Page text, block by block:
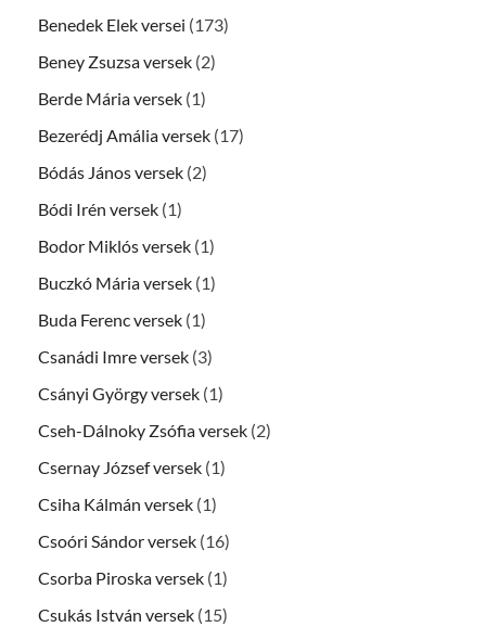
Benedek Elek versei (173)
Beney Zsuzsa versek (2)
Berde Mária versek (1)
Bezerédj Amália versek (17)
Bódás János versek (2)
Bódi Irén versek (1)
Bodor Miklós versek (1)
Buczkó Mária versek (1)
Buda Ferenc versek (1)
Csanádi Imre versek (3)
Csányi György versek (1)
Cseh-Dálnoky Zsófia versek (2)
Csernay József versek (1)
Csiha Kálmán versek (1)
Csoóri Sándor versek (16)
Csorba Piroska versek (1)
Csukás István versek (15)